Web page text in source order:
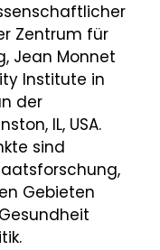
Zentrum für
Jean Monnet
Institute in
der
IL, USA.
sind
Gebieten